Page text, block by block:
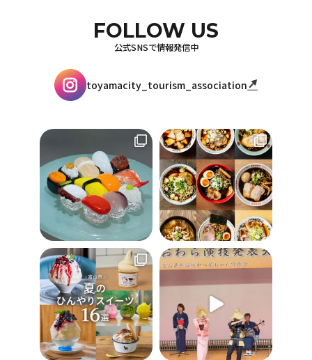
公式SNSで情報発信中
FOLLOW US
toyamacity_tourism_association